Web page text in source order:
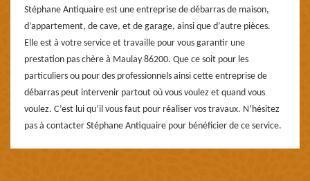
Stéphane Antiquaire est une entreprise de débarras de maison,
d’appartement, de cave, et de garage, ainsi que d’autre pièces.
Elle est à votre service et travaille pour vous garantir une
prestation pas chère à Maulay 86200. Que ce soit pour les
particuliers ou pour des professionnels ainsi cette entreprise de
débarras peut intervenir partout où vous voulez et quand vous
voulez. C’est lui qu’il vous faut pour réaliser vos travaux. N’hésitez
pas à contacter Stéphane Antiquaire pour bénéficier de ce service.